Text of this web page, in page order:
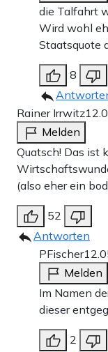
die Talfahrt
Wird wohl
Staatsquote
8
Rainer Irrwitz
Melden
Quatsch! Das ist
(also eher ein
52
Antworten
PFischer
Melden
Im Namen
dieser
2